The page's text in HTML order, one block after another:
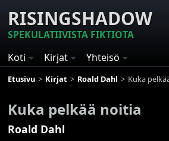
RISINGSHADOW
SPEKULATIIVISTA FIKTIOTA
Koti
Kirjat Yhteisö
Etusivu Kirjat Roald Dahl Kuka
Kuka pelkää noitia
Roald Dahl